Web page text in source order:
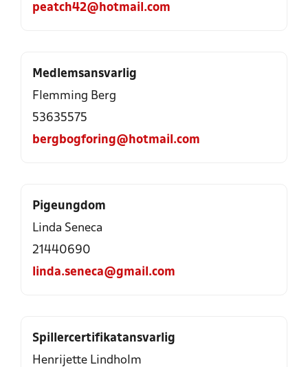
peatch42@hotmail.com
Medlemsansvarlig
Flemming Berg
53635575
bergbogforing@hotmail.com
Pigeungdom
Linda Seneca
21440690
linda.seneca@gmail.com
Spillercertifikatansvarlig
Henrijette Lindholm